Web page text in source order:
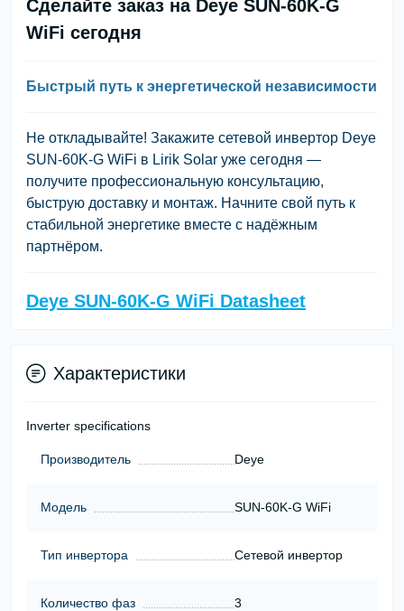
Сделайте заказ на Deye SUN-60K-G
WiFi сегодня
Быстрый путь к энергетической независимости
Не откладывайте! Закажите сетевой инвертор Deye
SUN-60K-G WiFi в Lirik Solar уже сегодня —
получите профессиональную консультацию,
быструю доставку и монтаж. Начните свой путь к
стабильной энергетике вместе с надёжным
партнёром.
Deye SUN-60K-G WiFi Datasheet
Характеристики
Inverter specifications
Производитель Deye
Модель SUN-60K-G WiFi
Тип инвертора Сетевой инвертор
Количество фаз 3